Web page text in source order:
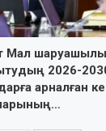
Мал
2026-
арналған